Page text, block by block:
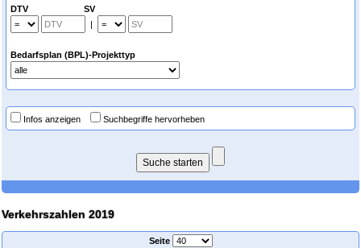
DTV SV
|
Bedarfsplan (BPL)-Projekttyp
Infos anzeigen Suchbegriffe hervorheben
Verkehrszahlen 2019
Seite